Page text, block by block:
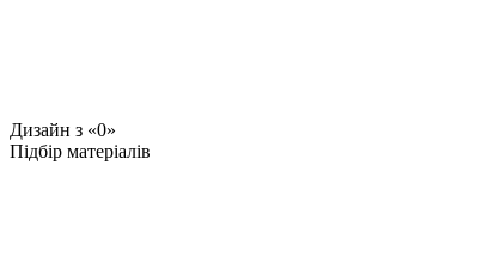
Дизайн з «0»
Підбір матеріалів